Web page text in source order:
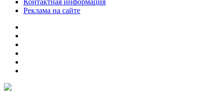
Контактная информация
Реклама на сайте